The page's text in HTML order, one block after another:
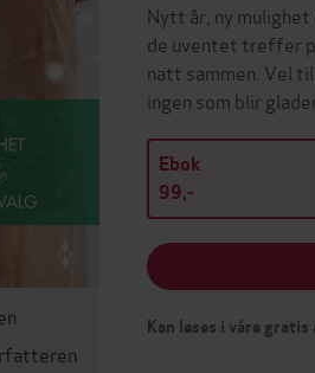
Nytt år, ny
de uventet treffer
natt sammen. Vel
ingen som blir
Ebok
99,-
Kan leses i våre